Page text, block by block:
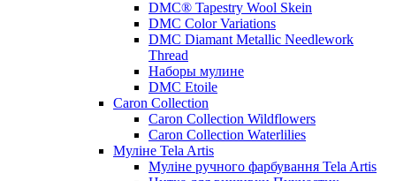
DMC® Tapestry Wool Skein
DMC Color Variations
DMC Diamant Metallic Needlework
Thread
Наборы мулине
DMC Etoile
Caron Collection
Caron Collection Wildflowers
Caron Collection Waterlilies
Муліне Tela Artis
Муліне ручного фарбування Tela Artis